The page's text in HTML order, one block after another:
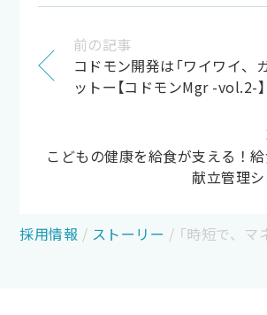
前の記事
コドモン開発は「ワイワイ、
ットー【コドモンMgr -vol.2-】
こどもの健康を給食が支える！
献立管理
採用情報 / ストーリー / 「時短で、